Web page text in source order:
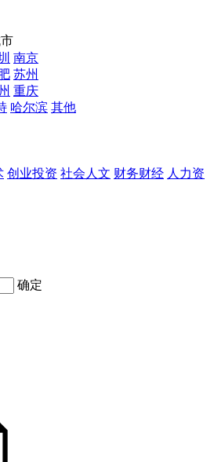
南京
苏州
重庆
哈尔滨 其他
创业投资 社会人文 财务财经 人力资
确定